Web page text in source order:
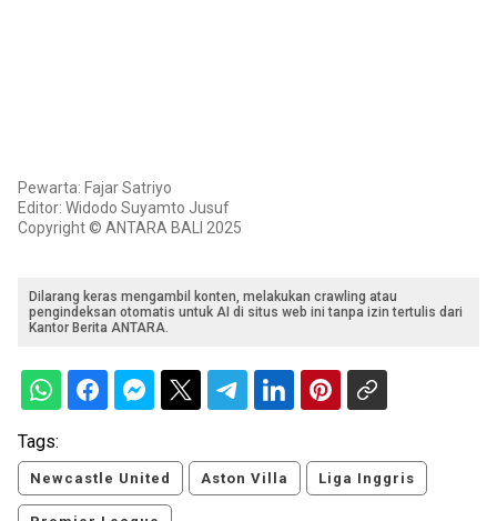
Pewarta: Fajar Satriyo
Editor: Widodo Suyamto Jusuf
Copyright © ANTARA BALI 2025
Dilarang keras mengambil konten, melakukan crawling atau
pengindeksan otomatis untuk AI di situs web ini tanpa izin tertulis dari
Kantor Berita ANTARA.
Tags:
Newcastle United Aston Villa Liga Inggris